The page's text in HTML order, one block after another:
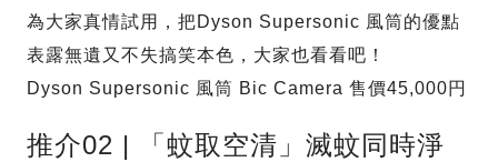
為大家真情試用，把Dyson Supersonic 風筒的優點
表露無遺又不失搞笑本色，大家也看看吧！
Dyson Supersonic 風筒 Bic Camera 售價45,000円
推介02 | 「蚊取空清」滅蚊同時淨